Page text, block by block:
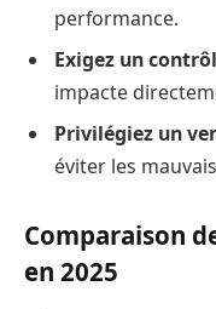
performance.
Exigez un
impacte
Privilégiez un
éviter les
Comparaison
en 2025